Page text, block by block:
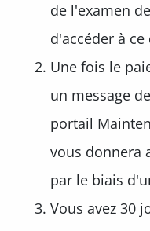
de l'examen
d'accéder à
Une fois le
un message
portail
vous donnera
par le biais
Vous avez 30